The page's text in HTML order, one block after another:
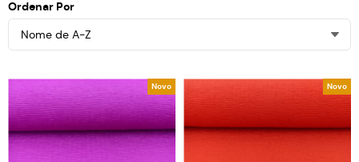
Ordenar Por
Nome de A-Z
Novo Novo